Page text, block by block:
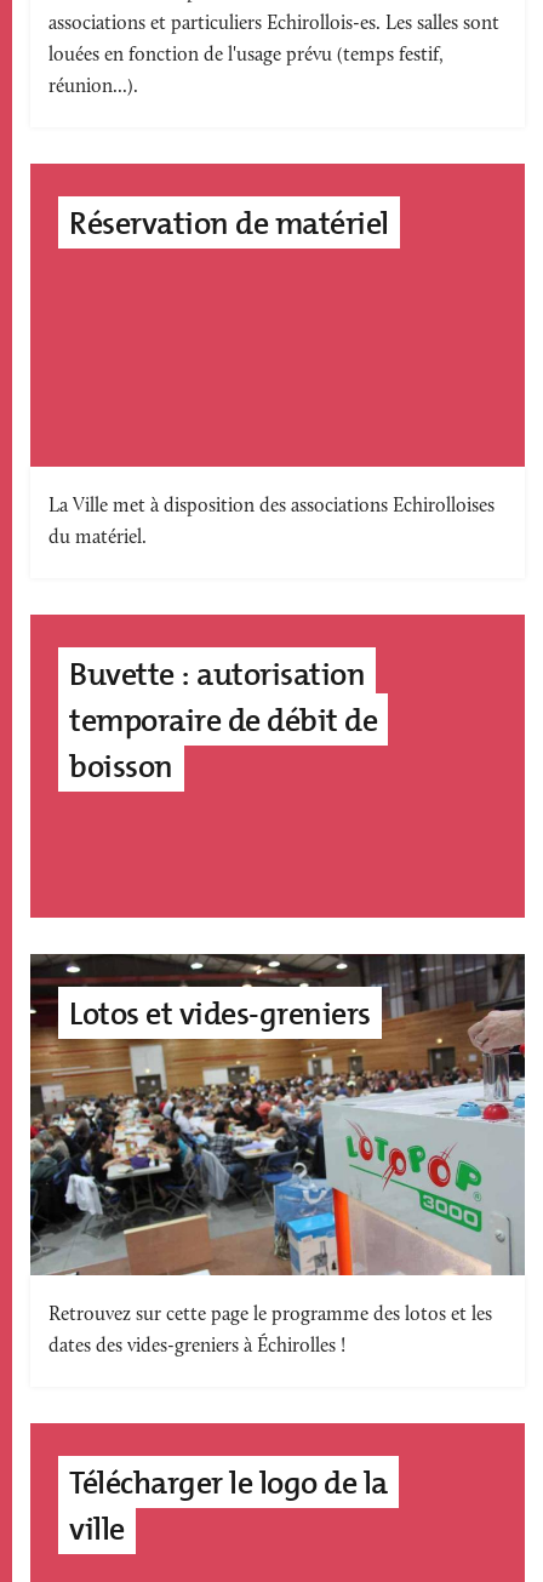
accroche
associations et particuliers Echirollois-es. Les salles sont
louées en fonction de l'usage prévu (temps festif,
réunion...).
Réservation de matériel
Texte
accroche
La Ville met à disposition des associations Echirolloises
du matériel.
Buvette : autorisation
temporaire de débit de
boisson
Lotos et vides-greniers
Image
accroche
page
édito
Texte
accroche
Retrouvez sur cette page le programme des lotos et les
dates des vides-greniers à Échirolles !
Télécharger le logo de la
ville